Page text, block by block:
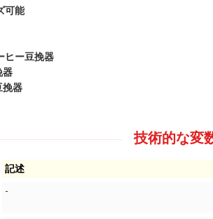
可能
ヒー豆挽器
器
挽器
技術的な変
記述
-